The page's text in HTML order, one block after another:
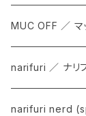
MUC OFF ／ マ
narifuri ／ ナリ
narifuri nerd